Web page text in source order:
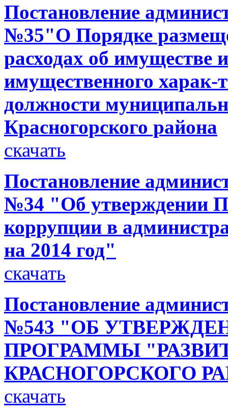
Постановление
№35"О Порядке
расходах об имуществе
имущественного
должности
Красногорского района
скачать
Постановление
№34 "Об утверждении
коррупции в
на 2014 год"
скачать
Постановление
№543 "ОБ
ПРОГРАММЫ
КРАСНОГОРСКОГО
скачать